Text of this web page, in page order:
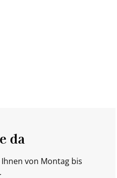
da
von Montag bis